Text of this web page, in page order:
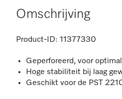
Omschrijving
Product-ID: 11377330
Geperforeerd, voor
Hoge stabiliteit bij laag
Geschikt voor de PST